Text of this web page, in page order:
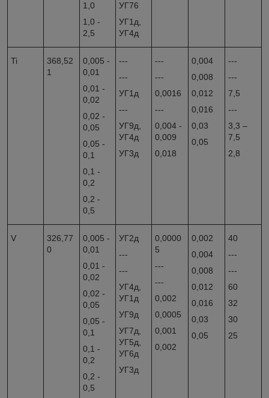
1,0
1,0 -
2,5
УГ76
УГ1д,
УГ4д
Ti
368,52
1
0,005 -
0,01
0,01 -
0,02
0,02 -
0,05
0,05 -
0,1
0,1 -
0,2
0,2 -
0,5
---
---
УГ1д
---
УГ9д,
УГ4д
УГ3д
---
---
0,0016
---
0,004 -
0,009
0,018
0,004
0,008
0,012
0,016
0,03
0,05
---
---
7,5
---
3,3 –
7,5
2,8
V
326,77
0
0,005 -
0,01
0,01 -
0,02
0,02 -
0,05
0,05 -
0,1
0,1 -
0,2
0,2 -
0,5
УГ2д
---
---
УГ4д,
УГ1д
УГ9д
УГ7д,
УГ5д,
УГ6д
УГ3д
0,0000
5
---
---
0,002
0,0005
0,001
0,002
0,002
0,004
0,008
0,012
0,016
0,03
0,05
40
---
---
60
32
30
25